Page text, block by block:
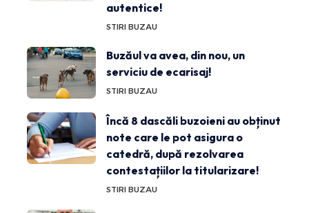
autentice!
STIRI BUZAU
Buzăul va avea, din nou, un
serviciu de ecarisaj!
STIRI BUZAU
Încă 8 dascăli buzoieni au obținut
note care le pot asigura o
catedră, după rezolvarea
contestațiilor la titularizare!
STIRI BUZAU